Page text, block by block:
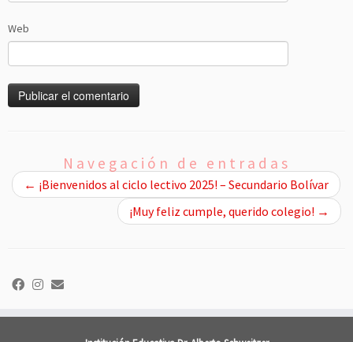
Web
Navegación de entradas
← ¡Bienvenidos al ciclo lectivo 2025! – Secundario Bolívar
¡Muy feliz cumple, querido colegio! →